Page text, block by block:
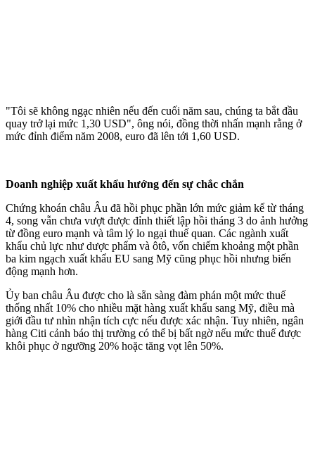
"Tôi sẽ không ngạc nhiên nếu đến cuối năm sau, chúng ta bắt đầu
quay trở lại mức 1,30 USD", ông nói, đồng thời nhấn mạnh rằng ở
mức đỉnh điểm năm 2008, euro đã lên tới 1,60 USD.
Doanh nghiệp xuất khẩu hướng đến sự chắc chắn
Chứng khoán châu Âu đã hồi phục phần lớn mức giảm kể từ tháng
4, song vẫn chưa vượt được đỉnh thiết lập hồi tháng 3 do ảnh hưởng
từ đồng euro mạnh và tâm lý lo ngại thuế quan. Các ngành xuất
khẩu chủ lực như dược phẩm và ôtô, vốn chiếm khoảng một phần
ba kim ngạch xuất khẩu EU sang Mỹ cũng phục hồi nhưng biến
động mạnh hơn.
Ủy ban châu Âu được cho là sẵn sàng đàm phán một mức thuế
thống nhất 10% cho nhiều mặt hàng xuất khẩu sang Mỹ, điều mà
giới đầu tư nhìn nhận tích cực nếu được xác nhận. Tuy nhiên, ngân
hàng Citi cảnh báo thị trường có thể bị bất ngờ nếu mức thuế được
khôi phục ở ngưỡng 20% hoặc tăng vọt lên 50%.